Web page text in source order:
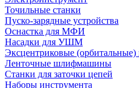
Точильные станки
Пуско-зарядные устройства
Оснастка для МФИ
Насадки для УШМ
Эксцентриковые
Ленточные шлифмашины
Станки для заточки цепей
Наборы инструмента